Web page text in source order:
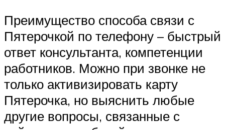
Преимущество способа связи с
Пятерочкой по телефону – быстрый
ответ консультанта, компетенции
работников. Можно при звонке не
только активизировать карту
Пятерочка, но выяснить любые
другие вопросы, связанные с